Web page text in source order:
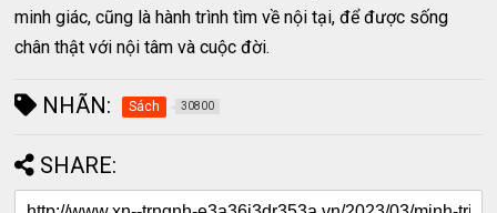
minh giác, cũng là hành trình tìm về nội tại, để được sống
chân thật với nội tâm và cuộc đời.
NHÃN: Sách 30800
SHARE: